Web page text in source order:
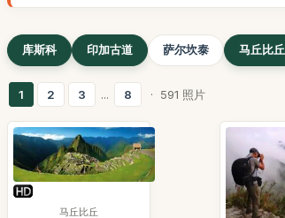
库斯科 印加古道 萨尔坎泰 马丘比丘
1 2 3 ... 8 · 591 照片
马丘比丘